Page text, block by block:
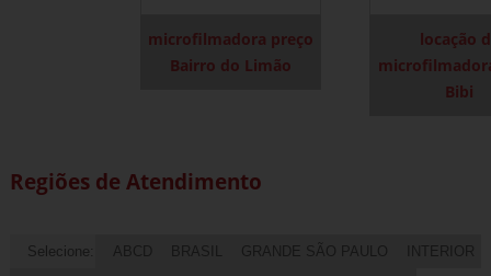
microfilmadora preço
Bairro do Limão
locação
Bibi
Regiões de Atendimento
Selecione: ABCD BRASIL GRANDE SÃO PAULO INTERIOR